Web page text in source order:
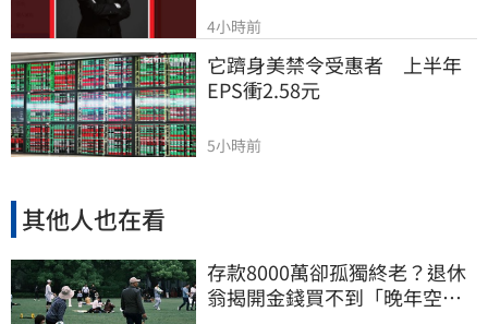
4小時前
它躋身美禁令受惠者　上半年
EPS衝2.58元
5小時前
其他人也在看
存款8000萬卻孤獨終老？退休
翁揭開金錢買不到「晚年空